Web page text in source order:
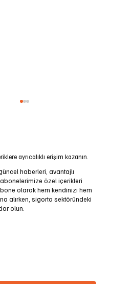
Şirketin Kendi İşidir
ayrıcalıklı erişim kazanın.
haberleri, avantajlı
özel içerikleri
olarak hem kendinizi hem
alırken, sigorta sektöründeki
olun.